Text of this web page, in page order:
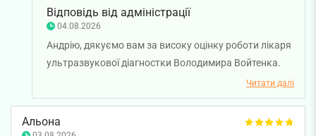
Відповідь від адміністрації
04.08.2026
Андрію, дякуємо вам за високу оцінку роботи лікаря
ультразвукової діагностки Володимира Войтенка.
Нам приємно знати, що ви залишилися задоволені
проведенням ультразвукових досліджень та
відзначили уважність і професійний підхід фахівця.
Бажаємо вам міцного здоров'я!
Читати далі
Альона